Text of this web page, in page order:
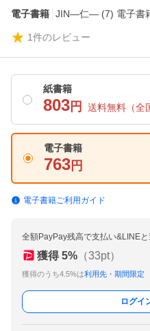
電子書籍 JIN―仁― (7) 電子書
1件のレビュー
紙書籍
803 円 送料無料 （全
電子書籍
763 円
電子書籍ご利用ガイド
全額PayPay残高で支払い&LINE
獲得 5% （33pt）
獲得のうち4.5%は利用先・期間限定
ログイ